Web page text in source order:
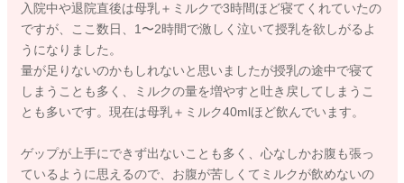
入院中や退院直後は母乳＋ミルクで3時間ほど寝てくれていたの
ですが、ここ数日、1〜2時間で激しく泣いて授乳を欲しがるよ
うになりました。
量が足りないのかもしれないと思いましたが授乳の途中で寝て
しまうことも多く、ミルクの量を増やすと吐き戻してしまうこ
とも多いです。現在は母乳＋ミルク40mlほど飲んでいます。
ゲップが上手にできず出ないことも多く、心なしかお腹も張っ
ているように思えるので、お腹が苦しくてミルクが飲めないの